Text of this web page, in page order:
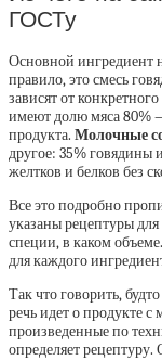
ГОСТу
Основной ингредиент
правило, это смесь
зависят от
имеют долю мяса 80% —
продукта. Молочные
другое: 35% говядины
желтков и белков без
Все это подробно
указаны рецептуры
специи, в каком
для каждого
Так что говорить, будто
речь идет о продукте
произведенные по
определяет